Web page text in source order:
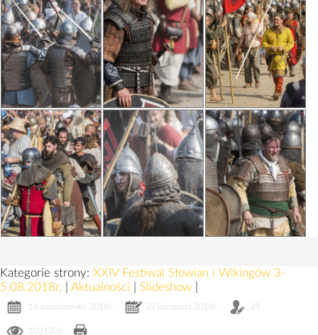
Kategorie strony: XXIV Festiwal Słowian i Wikingów 3-
5.08.2018r.
Aktualności Slideshow
14 października 2018r. 22 listopada 2018r. 29
1031206